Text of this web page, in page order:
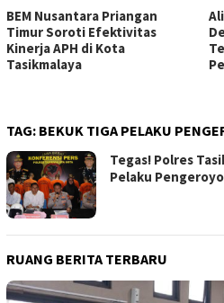
BEM Nusantara Priangan
Timur Soroti Efektivitas
Kinerja APH di Kota
Tasikmalaya
TAG: BEKUK TIGA PELAKU
Tegas! Polres
Pelaku
RUANG BERITA TERBARU